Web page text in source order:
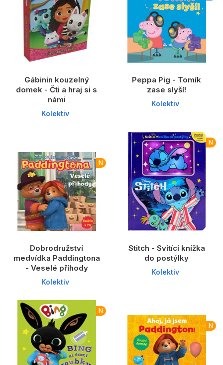
Všechny kategorie
Gábinin kouzelný
domek - Čti a hraj si s
námi
Kolektiv
Peppa Pig - Tomík
zase slyší!
Kolektiv
N
Dobrodružství
medvídka Paddingtona
- Veselé příhody
Kolektiv
N
Stitch - Svítící knížka
do postýlky
Kolektiv
N
N